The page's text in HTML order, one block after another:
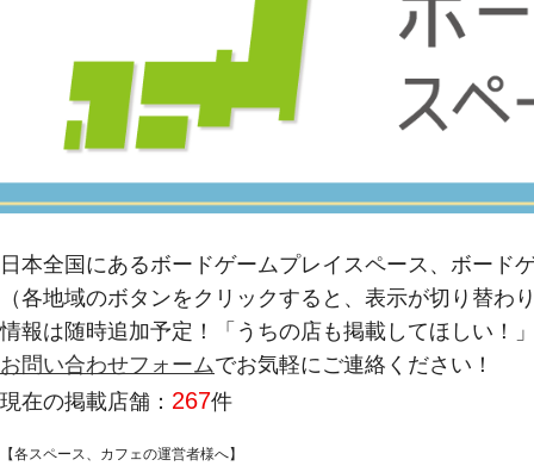
日本全国にあるボードゲームプレイスペース、ボード
（各地域のボタンをクリックすると、表示が切り替わ
情報は随時追加予定！「うちの店も掲載してほしい！
お問い合わせフォームでお気軽にご連絡ください！
現在の掲載店舗： 267件
【各スペース、カフェの運営者様へ】